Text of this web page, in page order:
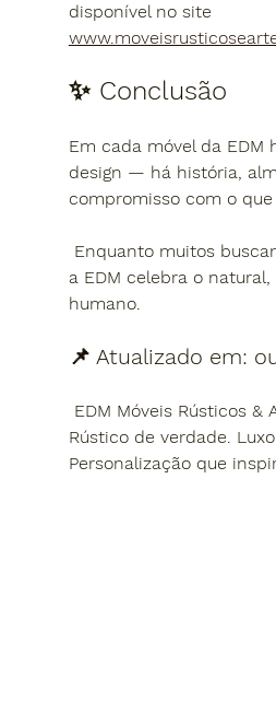
disponível no site
✨ Conclusão
Em cada móvel da EDM
design — há história,
compromisso com o
a EDM celebra o
humano.
📌 Atualizado em:
EDM Móveis Rústicos &
Rústico de verdade.
Personalização que